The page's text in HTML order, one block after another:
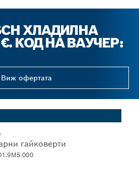
ХЛАДИЛНА
КОД НА ВАУЧЕР:
Виж офертата
гайковерти